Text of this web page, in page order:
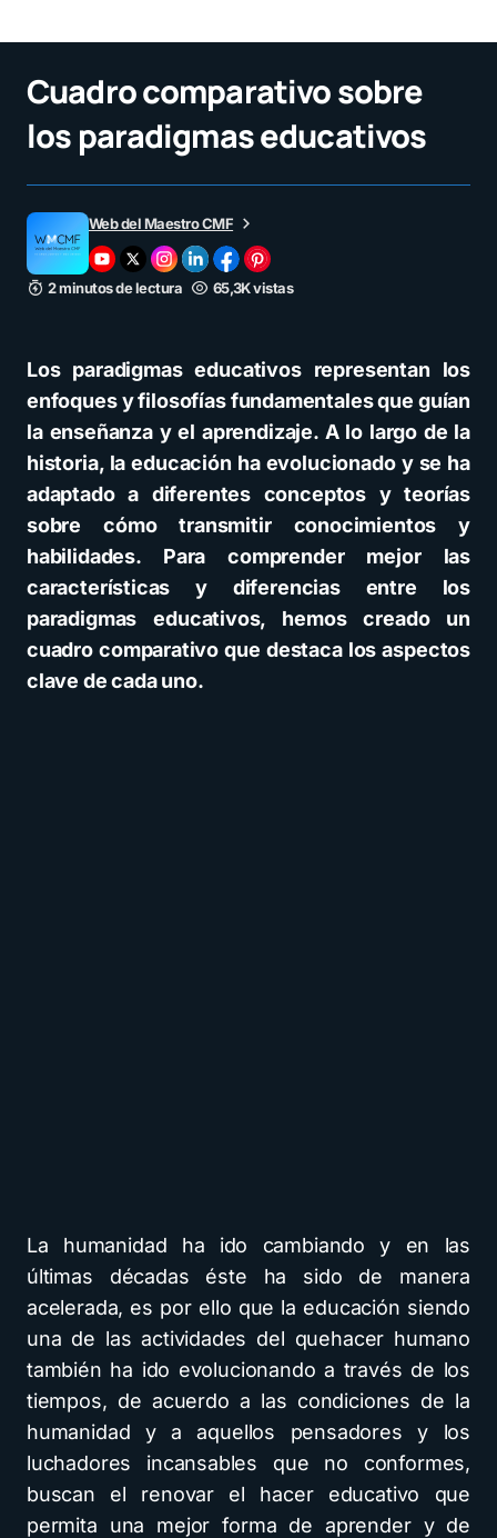
Cuadro comparativo sobre
los paradigmas educativos
Web del Maestro CMF
2 minutos de lectura 65,3K vistas
Los paradigmas educativos representan los
enfoques y filosofías fundamentales que guían
la enseñanza y el aprendizaje. A lo largo de la
historia, la educación ha evolucionado y se ha
adaptado a diferentes conceptos y teorías
sobre cómo transmitir conocimientos y
habilidades. Para comprender mejor las
características y diferencias entre los
paradigmas educativos, hemos creado un
cuadro comparativo que destaca los aspectos
clave de cada uno.
La humanidad ha ido cambiando y en las
últimas décadas éste ha sido de manera
acelerada, es por ello que la educación siendo
una de las actividades del quehacer humano
también ha ido evolucionando a través de los
tiempos, de acuerdo a las condiciones de la
humanidad y a aquellos pensadores y los
luchadores incansables que no conformes,
buscan el renovar el hacer educativo que
permita una mejor forma de aprender y de